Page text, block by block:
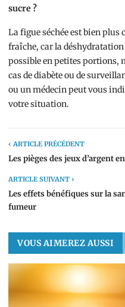
sucre ?
La figue séchée est bien plus
fraîche, car la
possible en petites portions,
cas de diabète ou de
ou un médecin peut vous
votre situation.
‹ ARTICLE PRÉCÉDENT
Les pièges des jeux d’argent
ARTICLE SUIVANT ›
Les effets bénéfiques sur la
fumeur
VOUS AIMEREZ AUSSI